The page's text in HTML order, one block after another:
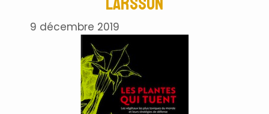
9 décembre 2019